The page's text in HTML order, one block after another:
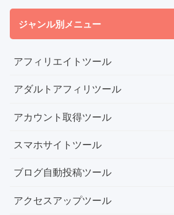
ジャンル別メニュー
アフィリエイトツール
アダルトアフィリツール
アカウント取得ツール
スマホサイトツール
ブログ自動投稿ツール
アクセスアップツール